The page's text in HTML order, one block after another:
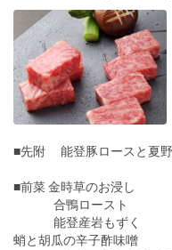
■先附 能登豚ロースと夏
■前菜 金時草のお浸し
合鴨ロースト
能登産岩もずく
蛸と胡瓜の辛子酢味噌